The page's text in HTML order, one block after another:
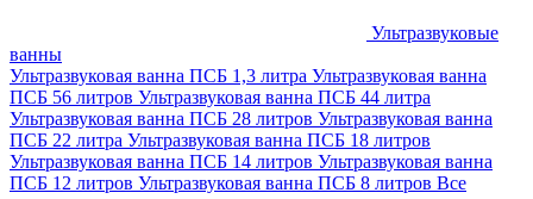
Ультразвуковые
ванны
Ультразвуковая ванна ПСБ 1,3 литра Ультразвуковая ванна
ПСБ 56 литров Ультразвуковая ванна ПСБ 44 литра
Ультразвуковая ванна ПСБ 28 литров Ультразвуковая ванна
ПСБ 22 литра Ультразвуковая ванна ПСБ 18 литров
Ультразвуковая ванна ПСБ 14 литров Ультразвуковая ванна
ПСБ 12 литров Ультразвуковая ванна ПСБ 8 литров Все